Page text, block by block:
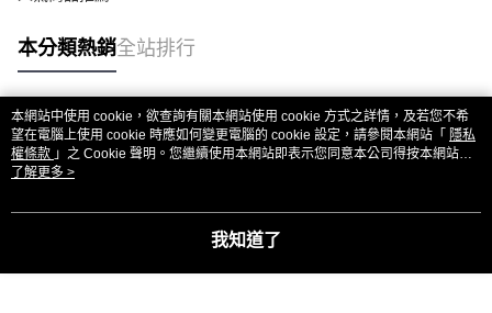
本分類熱銷全站排行
熱門標籤
本網站中使用 cookie，欲查詢有關本網站使用 cookie 方式之詳情，及若您不希
望在電腦上使用 cookie 時應如何變更電腦的 cookie 設定，請參閱本網站「 隱私
權條款 」之 Cookie 聲明。您繼續使用本網站即表示您同意本公司得按本網站使
用條款之 Cookie 聲明使用 cookie。
了解更多 >
我知道了